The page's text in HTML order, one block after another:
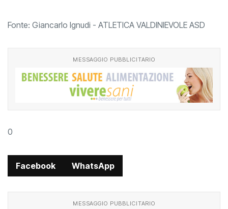
Fonte: Giancarlo Ignudi - ATLETICA VALDINIEVOLE ASD
MESSAGGIO PUBBLICITARIO
0
Facebook WhatsApp
MESSAGGIO PUBBLICITARIO